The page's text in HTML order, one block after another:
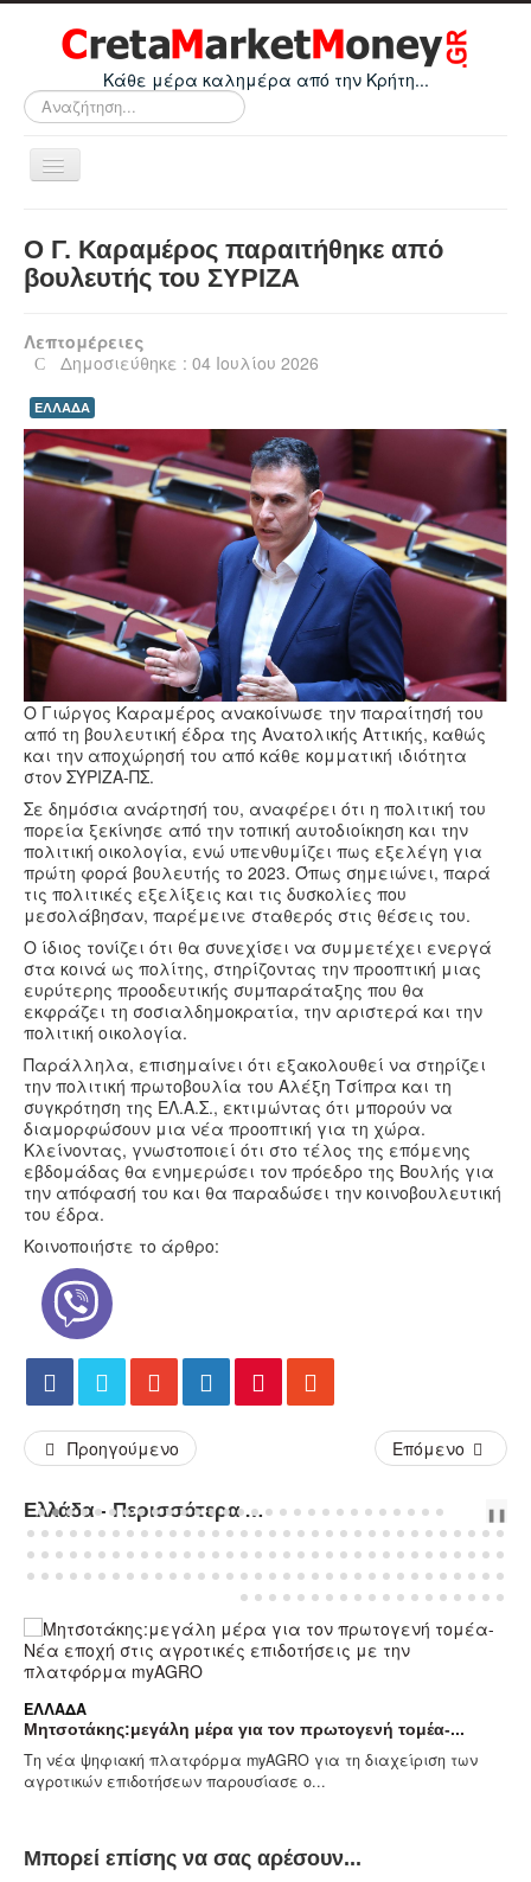
Κάθε μέρα καλημέρα από την Κρήτη...
Αναζήτηση...
Εναλλαγή
πλοήγησης
Οικονομικά
Ελλάδα
Κόσμος
Απόψεις
Τεχνολογία
Πολιτισμός
Αθλητικά
Βίντεο
Συνταγές
Ο Γ. Καραμέρος παραιτήθηκε από
βουλευτής του ΣΥΡΙΖΑ
Λεπτομέρειες
Δημοσιεύθηκε : 04 Ιουλίου 2026
ΕΛΛΑΔΑ
Ο Γιώργος Καραμέρος ανακοίνωσε την παραίτησή του
από τη βουλευτική έδρα της Ανατολικής Αττικής, καθώς
και την αποχώρησή του από κάθε κομματική ιδιότητα
στον ΣΥΡΙΖΑ-ΠΣ.
Σε δημόσια ανάρτησή του, αναφέρει ότι η πολιτική του
πορεία ξεκίνησε από την τοπική αυτοδιοίκηση και την
πολιτική οικολογία, ενώ υπενθυμίζει πως εξελέγη για
πρώτη φορά βουλευτής το 2023. Όπως σημειώνει, παρά
τις πολιτικές εξελίξεις και τις δυσκολίες που
μεσολάβησαν, παρέμεινε σταθερός στις θέσεις του.
Ο ίδιος τονίζει ότι θα συνεχίσει να συμμετέχει ενεργά
στα κοινά ως πολίτης, στηρίζοντας την προοπτική μιας
ευρύτερης προοδευτικής συμπαράταξης που θα
εκφράζει τη σοσιαλδημοκρατία, την αριστερά και την
πολιτική οικολογία.
Παράλληλα, επισημαίνει ότι εξακολουθεί να στηρίζει
την πολιτική πρωτοβουλία του Αλέξη Τσίπρα και τη
συγκρότηση της ΕΛ.Α.Σ., εκτιμώντας ότι μπορούν να
διαμορφώσουν μια νέα προοπτική για τη χώρα.
Κλείνοντας, γνωστοποιεί ότι στο τέλος της επόμενης
εβδομάδας θα ενημερώσει τον πρόεδρο της Βουλής για
την απόφασή του και θα παραδώσει την κοινοβουλευτική
του έδρα.
Κοινοποιήστε το άρθρο:
Προηγούμενο Επόμενο
Ελλάδα - Περισσότερα Άρθρα... PREVNEXT
❚❚
ΕΛΛΆΔΑ
Μητσοτάκης:μεγάλη μέρα για τον πρωτογενή τομέα-...
Τη νέα ψηφιακή πλατφόρμα myAGRO για τη διαχείριση των
αγροτικών επιδοτήσεων παρουσίασε ο...
Μπορεί επίσης να σας αρέσουν...